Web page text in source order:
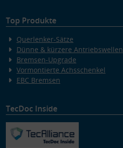
Top Produkte
Querlenker-Sätze
Dünne & kürzere Antriebswellen
Bremsen-Upgrade
Vormontierte Achsschenkel
EBC Bremsen
TecDoc Inside